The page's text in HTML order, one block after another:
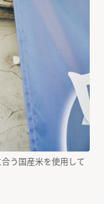
う国産米を使用して